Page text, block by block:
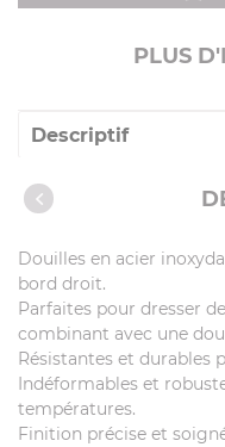
PLUS
Descriptif
Caractéristiques
Douilles en acier
bord droit.
Parfaites pour dresser
combinant avec une
Résistantes et durables
Indéformables et
températures.
Finition précise et